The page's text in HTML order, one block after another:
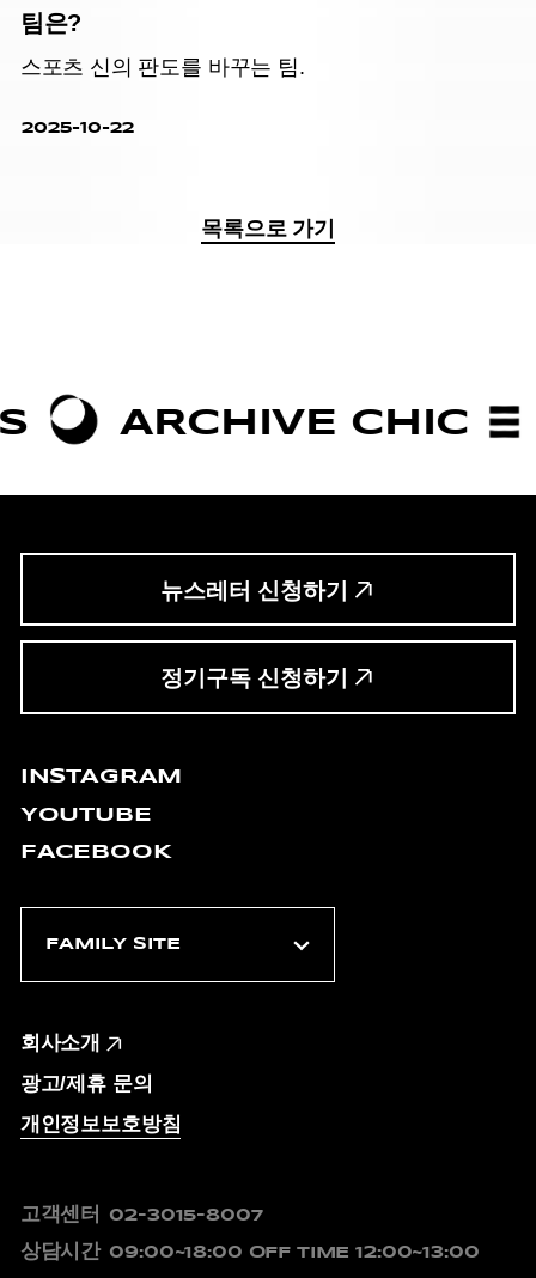
팀은?
스포츠 신의 판도를 바꾸는 팀.
2025-10-22
목록으로 가기
ARCHIVE CHIC
뉴스레터 신청하기
정기구독 신청하기
INSTAGRAM
YOUTUBE
FACEBOOK
회사소개
광고/제휴 문의
개인정보보호방침
고객센터 02-3015-8007
상담시간 09:00~18:00 OFF TIME 12:00~13:00